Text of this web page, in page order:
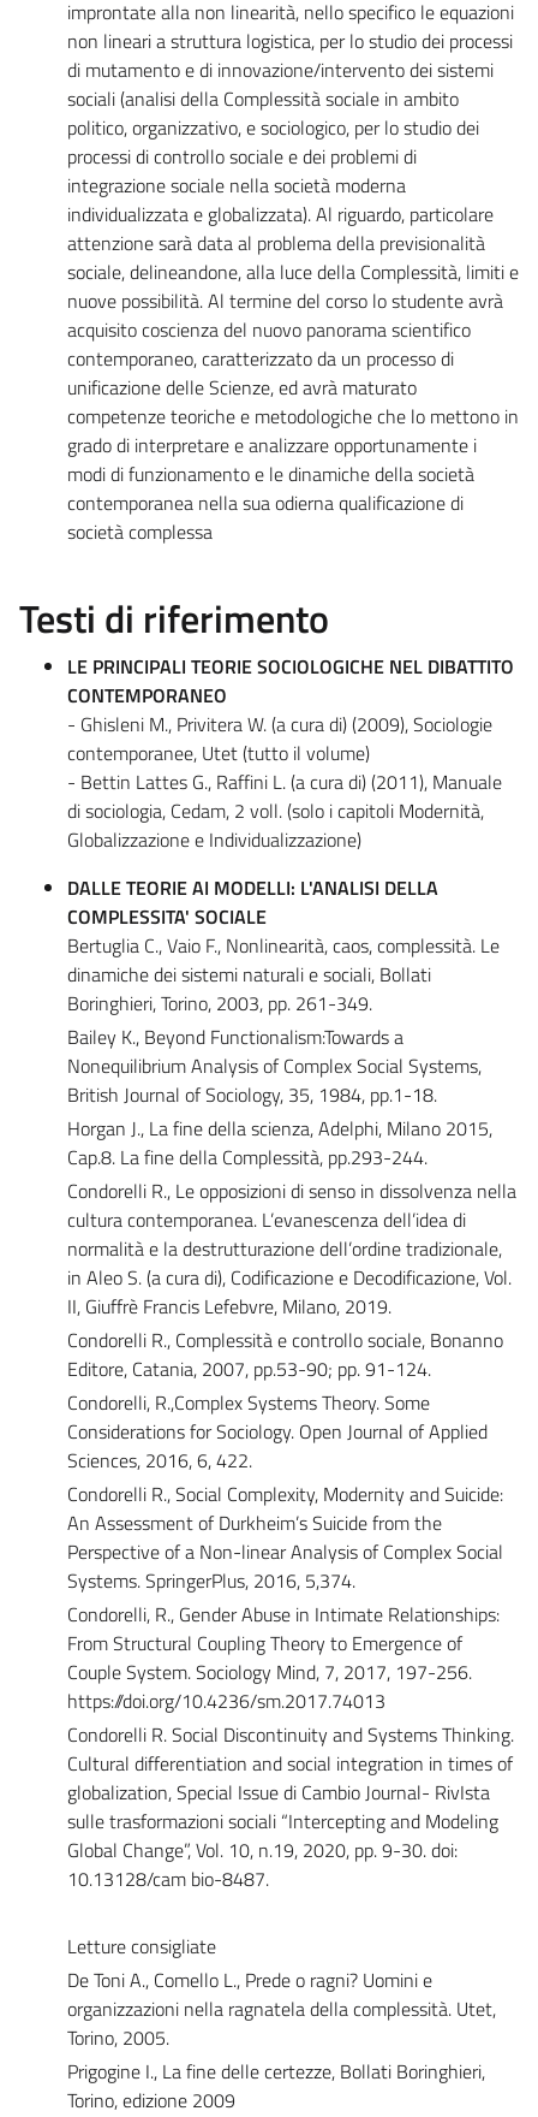
improntate alla non linearità, nello specifico le equazioni
non lineari a struttura logistica, per lo studio dei processi
di mutamento e di innovazione/intervento dei sistemi
sociali (analisi della Complessità sociale in ambito
politico, organizzativo, e sociologico, per lo studio dei
processi di controllo sociale e dei problemi di
integrazione sociale nella società moderna
individualizzata e globalizzata). Al riguardo, particolare
attenzione sarà data al problema della previsionalità
sociale, delineandone, alla luce della Complessità, limiti e
nuove possibilità. Al termine del corso lo studente avrà
acquisito coscienza del nuovo panorama scientifico
contemporaneo, caratterizzato da un processo di
unificazione delle Scienze, ed avrà maturato
competenze teoriche e metodologiche che lo mettono in
grado di interpretare e analizzare opportunamente i
modi di funzionamento e le dinamiche della società
contemporanea nella sua odierna qualificazione di
società complessa
Testi di riferimento
LE PRINCIPALI TEORIE SOCIOLOGICHE NEL DIBATTITO
CONTEMPORANEO
- Ghisleni M., Privitera W. (a cura di) (2009), Sociologie
contemporanee, Utet (tutto il volume)
- Bettin Lattes G., Raffini L. (a cura di) (2011), Manuale
di sociologia, Cedam, 2 voll. (solo i capitoli Modernità,
Globalizzazione e Individualizzazione)
DALLE TEORIE AI MODELLI: L'ANALISI DELLA
COMPLESSITA' SOCIALE
Bertuglia C., Vaio F., Nonlinearità, caos, complessità. Le
dinamiche dei sistemi naturali e sociali, Bollati
Boringhieri, Torino, 2003, pp. 261-349.
Bailey K., Beyond Functionalism:Towards a
Nonequilibrium Analysis of Complex Social Systems,
British Journal of Sociology, 35, 1984, pp.1-18.
Horgan J., La fine della scienza, Adelphi, Milano 2015,
Cap.8. La fine della Complessità, pp.293-244.
Condorelli R., Le opposizioni di senso in dissolvenza nella
cultura contemporanea. L’evanescenza dell’idea di
normalità e la destrutturazione dell’ordine tradizionale,
in Aleo S. (a cura di), Codificazione e Decodificazione, Vol.
II, Giuffrè Francis Lefebvre, Milano, 2019.
Condorelli R., Complessità e controllo sociale, Bonanno
Editore, Catania, 2007, pp.53-90; pp. 91-124.
Condorelli, R.,Complex Systems Theory. Some
Considerations for Sociology. Open Journal of Applied
Sciences, 2016, 6, 422.
Condorelli R., Social Complexity, Modernity and Suicide:
An Assessment of Durkheim’s Suicide from the
Perspective of a Non-linear Analysis of Complex Social
Systems. SpringerPlus, 2016, 5,374.
Condorelli, R., Gender Abuse in Intimate Relationships:
From Structural Coupling Theory to Emergence of
Couple System. Sociology Mind, 7, 2017, 197-256.
https://doi.org/10.4236/sm.2017.74013
Condorelli R. Social Discontinuity and Systems Thinking.
Cultural differentiation and social integration in times of
globalization, Special Issue di Cambio Journal- RivIsta
sulle trasformazioni sociali “Intercepting and Modeling
Global Change”, Vol. 10, n.19, 2020, pp. 9-30. doi:
10.13128/cam bio-8487.
Letture consigliate
De Toni A., Comello L., Prede o ragni? Uomini e
organizzazioni nella ragnatela della complessità. Utet,
Torino, 2005.
Prigogine I., La fine delle certezze, Bollati Boringhieri,
Torino, edizione 2009